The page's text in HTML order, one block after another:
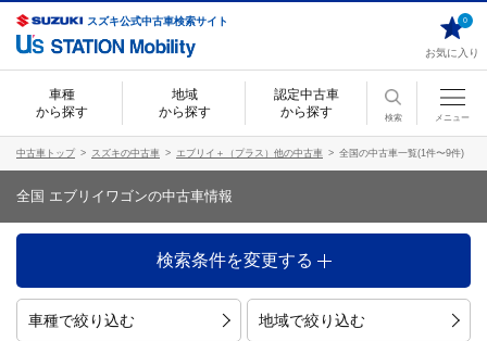
スズキ公式中古車検索サイト
お気に入り
0
車種
から探す
地域
から探す
認定中古車
から探す
検索 メニュー
中古車トップ スズキの中古車 エブリイ＋（プラス）他の中古車 全国の中古車一覧(1件〜9件)
全国 エブリイワゴンの中古車情報
検索条件を変更する
車種で絞り込む 地域で絞り込む